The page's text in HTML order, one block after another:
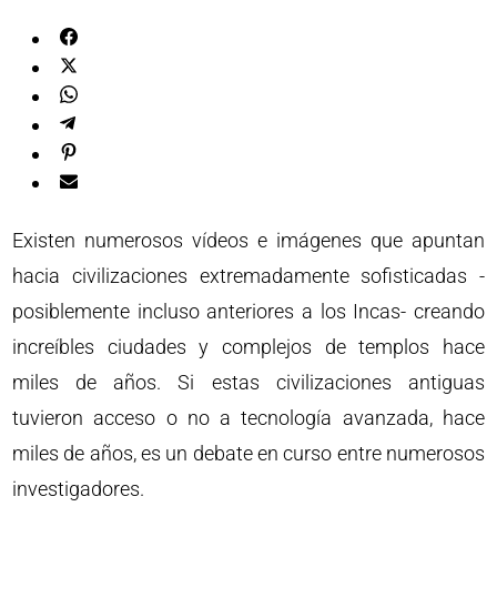
Existen numerosos vídeos e imágenes que apuntan
hacia civilizaciones extremadamente sofisticadas -
posiblemente incluso anteriores a los Incas- creando
increíbles ciudades y complejos de templos hace
miles de años. Si estas civilizaciones antiguas
tuvieron acceso o no a tecnología avanzada, hace
miles de años, es un debate en curso entre numerosos
investigadores.